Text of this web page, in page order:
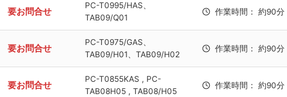
要お問合せ
PC-T0995/HAS、
TAB09/Q01
作業時間： 約90分
要お問合せ
PC-T0975/GAS、
TAB09/H01、TAB09/H02
作業時間： 約90分
要お問合せ
PC-T0855KAS , PC-
TAB08H05 , TAB08/H05
作業時間： 約90分